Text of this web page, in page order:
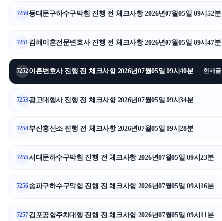
핑크티켓
서대문하수구막힘
인스타그램 좋아요
부산휴대폰성지
인스타그램 팔로워 구매
파양보호소
7250동대문구하수구막힘 진행 전 체크사항 2026년07월05일 09시52분
7251김해이혼전문변호사 진행 전 체크사항 2026년07월05일 09시47분
7252이혼변호사 진행 전 체크사항 2026년07월05일 09시40분 현재글
7253광고대행사 진행 전 체크사항 2026년07월05일 09시34분
7254부산흥신소 진행 전 체크사항 2026년07월05일 09시28분
7255서대문하수구막힘 진행 전 체크사항 2026년07월05일 09시23분
7256송파구하수구막힘 진행 전 체크사항 2026년07월05일 09시16분
7257김포공항주차대행 진행 전 체크사항 2026년07월05일 09시11분